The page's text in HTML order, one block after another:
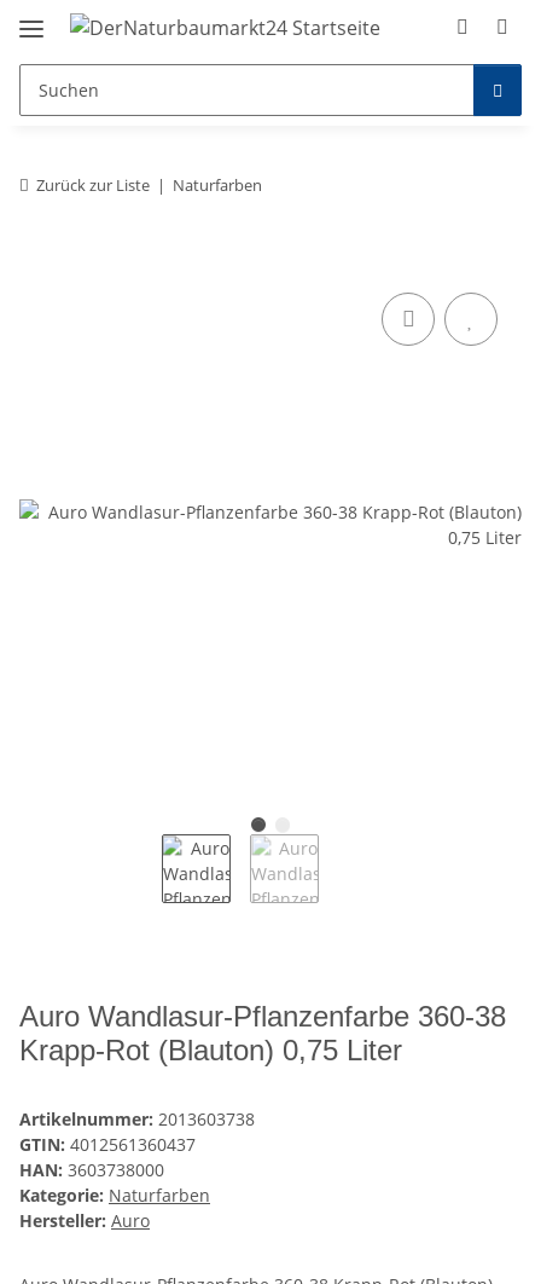
Zurück zur Liste Naturfarben
Auro Wandlasur-Pflanzenfarbe 360-38
Krapp-Rot (Blauton) 0,75 Liter
Artikelnummer: 2013603738
GTIN: 4012561360437
HAN: 3603738000
Kategorie: Naturfarben
Hersteller: Auro